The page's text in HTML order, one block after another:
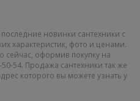
новинки сантехники с
характеристик, фото и ценами.
сейчас, оформив покупку на
54. Продажа сантехники так же
которого вы можете узнать у